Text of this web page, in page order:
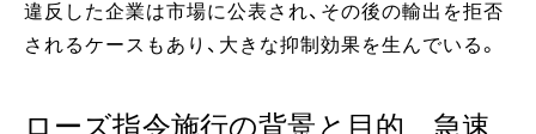
違反した企業は市場に公表され、その後の輸出を拒否
されるケースもあり、大きな抑制効果を生んでいる。
ローズ指令施行の背景と目的 急速